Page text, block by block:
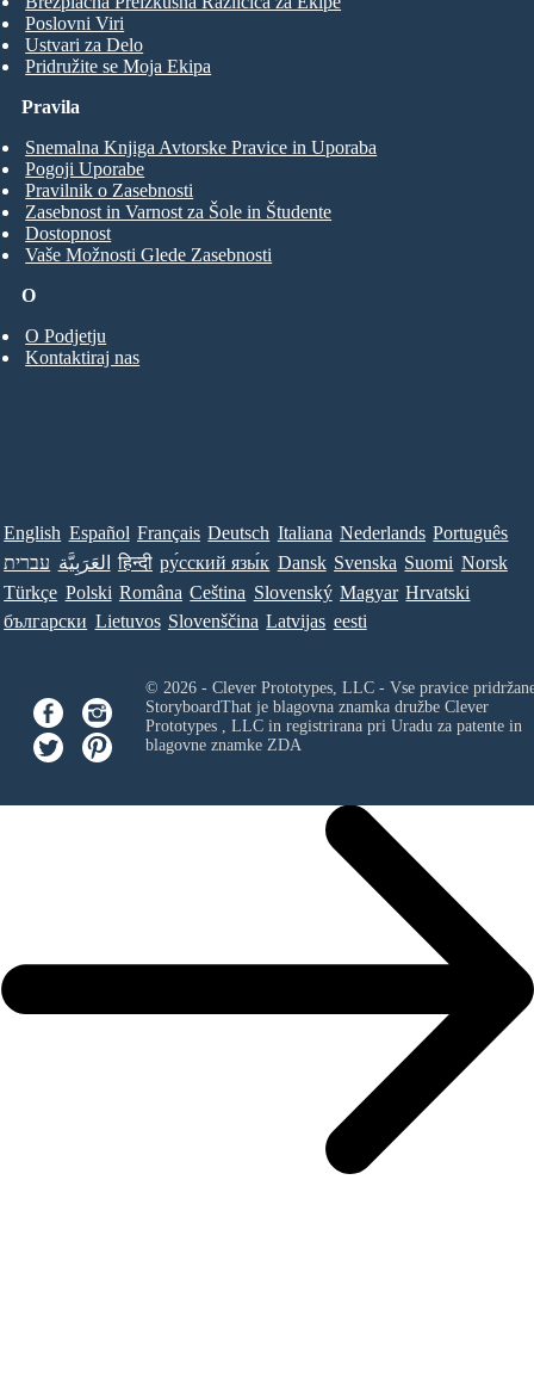
Poslovni Viri
Ustvari za Delo
Pridružite se Moja Ekipa
O
O Podjetju
Kontaktiraj nas
Pravila
Snemalna Knjiga Avtorske Pravice in Uporaba
Pogoji Uporabe
Pravilnik o Zasebnosti
Zasebnost in Varnost za Šole in Študente
Dostopnost
Vaše Možnosti Glede Zasebnosti
English Español Français Deutsch Italiana Nederlands Português
עברית العَرَبِيَّة हिन्दी ру́сский язы́к Dansk Svenska Suomi Norsk
Türkçe Polski Româna Ceština Slovenský Magyar Hrvatski
български Lietuvos Slovenščina Latvijas eesti
© 2026 - Clever Prototypes, LLC - Vse pravice
StoryboardThat je blagovna znamka družbe Clever
Prototypes , LLCin registrirana pri Uradu za patente in
blagovne znamke ZDA